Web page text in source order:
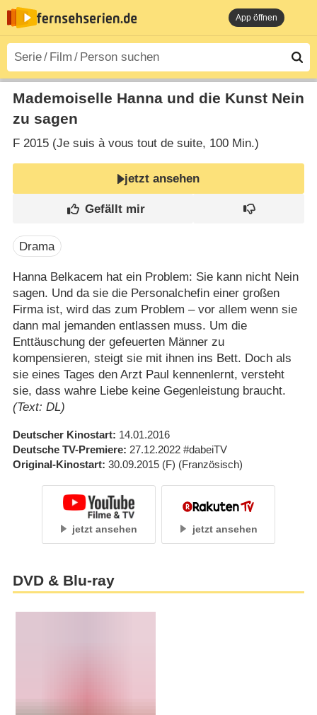
App öffnen
Mademoiselle Hanna und die Kunst Nein
zu sagen
F2015 (Je suis à vous tout de suite‎, 100 Min.)
jetzt ansehen
Drama
Hanna Belkacem hat ein Problem: Sie kann nicht Nein
sagen. Und da sie die Personalchefin einer großen
Firma ist, wird das zum Problem – vor allem wenn sie
dann mal jemanden entlassen muss. Um die
Enttäuschung der gefeuerten Männer zu
kompensieren, steigt sie mit ihnen ins Bett. Doch als
sie eines Tages den Arzt Paul kennenlernt, versteht
sie, dass wahre Liebe keine Gegenleistung braucht.
(Text: DL)
Deutscher Kinostart 14.01.2016
Deutsche TV-Premiere 27.12.2022 #dabeiTV
Original-Kinostart 30.09.2015 (F) (Französisch)
jetzt ansehen jetzt ansehen
DVD & Blu-ray